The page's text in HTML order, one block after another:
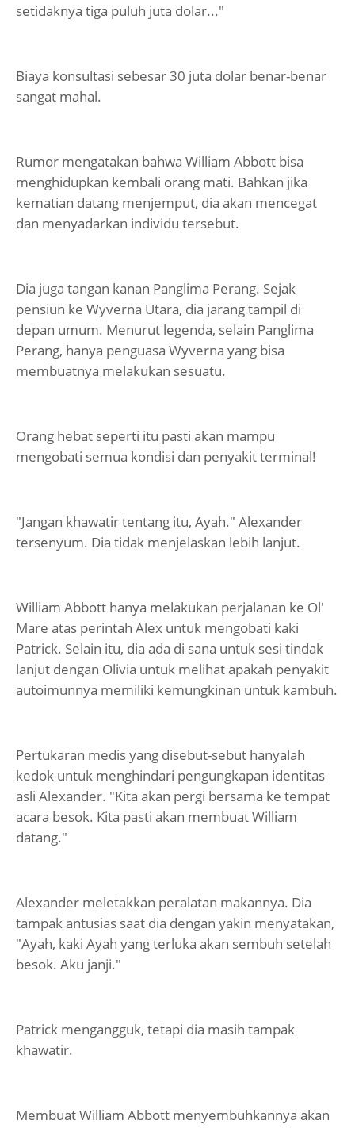
setidaknya tiga puluh juta dolar..."
Biaya konsultasi sebesar 30 juta dolar benar-benar
sangat mahal.
Rumor mengatakan bahwa William Abbott bisa
menghidupkan kembali orang mati. Bahkan jika
kematian datang menjemput, dia akan mencegat
dan menyadarkan individu tersebut.
Dia juga tangan kanan Panglima Perang. Sejak
pensiun ke Wyverna Utara, dia jarang tampil di
depan umum. Menurut legenda, selain Panglima
Perang, hanya penguasa Wyverna yang bisa
membuatnya melakukan sesuatu.
Orang hebat seperti itu pasti akan mampu
mengobati semua kondisi dan penyakit terminal!
"Jangan khawatir tentang itu, Ayah." Alexander
tersenyum. Dia tidak menjelaskan lebih lanjut.
William Abbott hanya melakukan perjalanan ke Ol'
Mare atas perintah Alex untuk mengobati kaki
Patrick. Selain itu, dia ada di sana untuk sesi tindak
lanjut dengan Olivia untuk melihat apakah penyakit
autoimunnya memiliki kemungkinan untuk kambuh.
Pertukaran medis yang disebut-sebut hanyalah
kedok untuk menghindari pengungkapan identitas
asli Alexander. "Kita akan pergi bersama ke tempat
acara besok. Kita pasti akan membuat William
datang."
Alexander meletakkan peralatan makannya. Dia
tampak antusias saat dia dengan yakin menyatakan,
"Ayah, kaki Ayah yang terluka akan sembuh setelah
besok. Aku janji."
Patrick mengangguk, tetapi dia masih tampak
khawatir.
Membuat William Abbott menyembuhkannya akan